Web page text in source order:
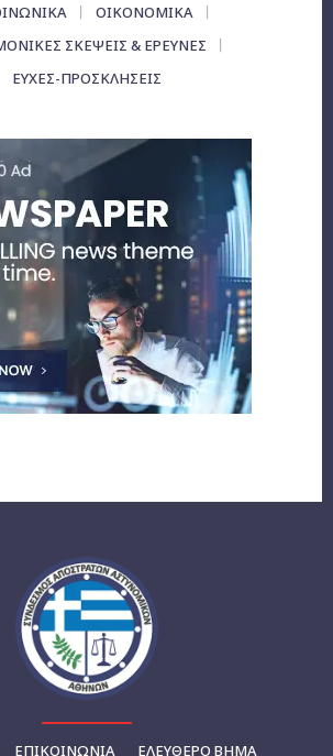
ΟΙΚΟΝΟΜΙΚΆ
ΣΚΕΨΕΙΣ & ΕΡΕΥΝΕΣ
ΕΥΧΈΣ-ΠΡΟΣΚΛΉΣΕΙΣ
ΕΠΙΚΟΙΝΩΝΊΑ ΕΛΕΥΘΕΡΟ ΒΗΜΑ